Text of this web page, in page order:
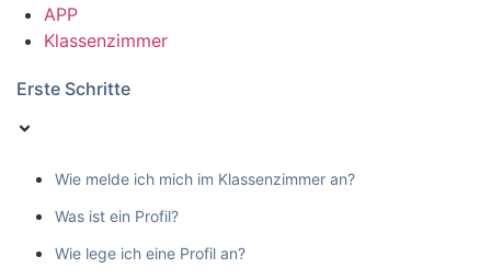
APP
Klassenzimmer
Erste Schritte
Wie melde ich mich im Klassenzimmer an?
Was ist ein Profil?
Wie lege ich eine Profil an?